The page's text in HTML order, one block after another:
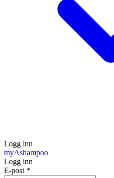
Logg inn
myAshampoo
Logg inn
E-post *